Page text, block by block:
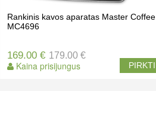
Rankinis kavos aparatas Master Coffee
MC4696
169.00 €
Kaina prisijungus
179.00 €
PIRKTI